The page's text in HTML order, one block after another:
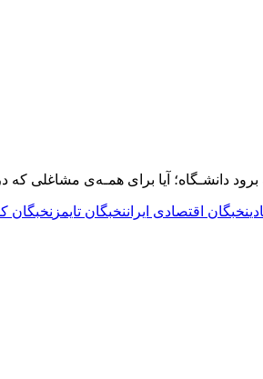
دانشـگاه؛ آیا برای همـه‌ی مشاغلی که
نخبگان اقتصادی ایراننخبگان تایمز نخبگان